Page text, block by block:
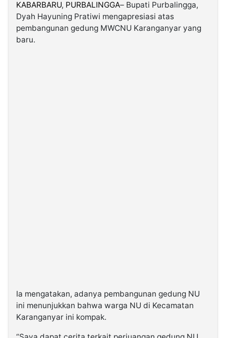
Kabarbaru.co
2026
KABARBARU, PURBALINGGA– Bupati Purbalingga,
Dyah Hayuning Pratiwi mengapresiasi atas
pembangunan gedung MWCNU Karanganyar yang
baru.
Ia mengatakan, adanya pembangunan gedung NU
ini menunjukkan bahwa warga NU di Kecamatan
Karanganyar ini kompak.